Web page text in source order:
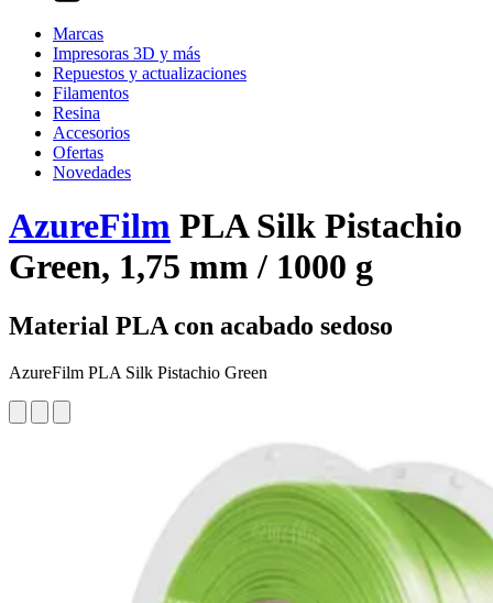
Marcas
Impresoras 3D y más
Repuestos y actualizaciones
Filamentos
Resina
Accesorios
Ofertas
Novedades
AzureFilm PLA Silk Pistachio
Green, 1,75 mm / 1000 g
Material PLA con acabado sedoso
AzureFilm PLA Silk Pistachio Green